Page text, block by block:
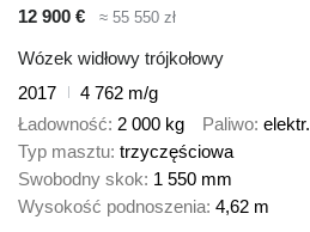
12 900 €
≈ 55 550 zł
Wózek widłowy trójkołowy
2017
4 762 m/g
Ładowność 2 000 kg Paliwo elektr.
Typ masztu trzyczęściowa
Swobodny skok 1 550 mm
Wysokość podnoszenia 4,62 m